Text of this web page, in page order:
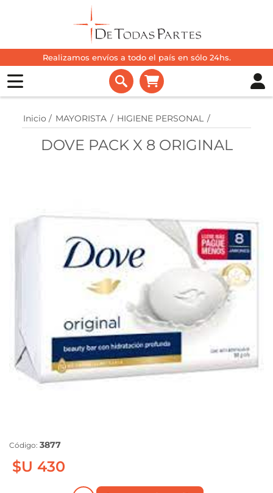
Realizamos envíos a todo el país en sólo 24hs.
Inicio / MAYORISTA / HIGIENE PERSONAL /
DOVE PACK X 8 ORIGINAL
Código: 3877
$U 430